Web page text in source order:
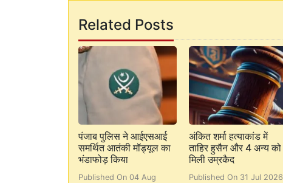
Related Posts
पंजाब पुलिस ने आईएसआई
समर्थित आतंकी मॉड्यूल का
भंडाफोड़ किया
Published On 04 Aug
अंकित शर्मा हत्याकांड में
ताहिर हुसैन और 4 अन्य को
मिली उम्रकैद
Published On 31 Jul 2026